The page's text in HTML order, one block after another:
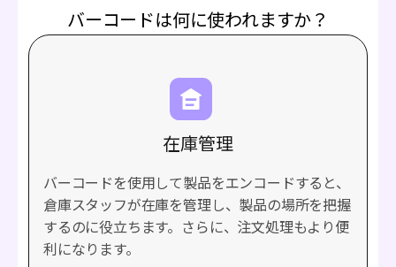
バーコードは何に使われますか？
在庫管理
バーコードを使用して製品をエンコードすると、
倉庫スタッフが在庫を管理し、製品の場所を把握
するのに役立ちます。さらに、注文処理もより便
利になります。